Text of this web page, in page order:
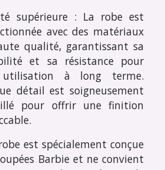
supérieure : La robe est
avec des matériaux
qualité, garantissant sa
et sa résistance pour
à long terme.
détail est soigneusement
pour offrir une finition
est spécialement conçue
Barbie et ne convient